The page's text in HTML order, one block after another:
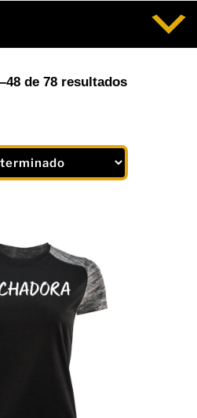
contenido
de 78 resultados